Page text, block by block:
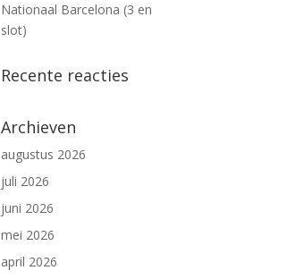
Nationaal Barcelona (3 en
slot)
Recente reacties
Archieven
augustus 2026
juli 2026
juni 2026
mei 2026
april 2026